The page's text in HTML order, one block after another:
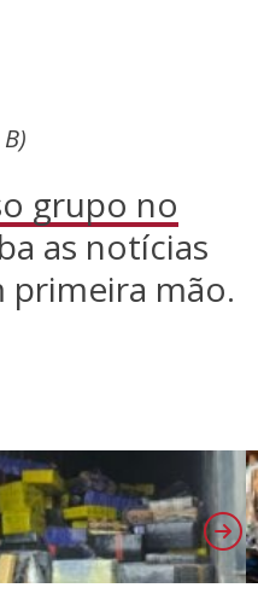
grupo no
as notícias
mão.